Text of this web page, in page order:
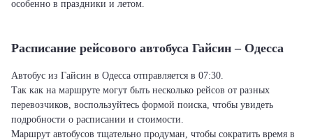
особенно в праздники и летом.
Расписание рейсового автобуса Гайсин – Одесса
Автобус из Гайсин в Одесса отправляется в 07:30.
Так как на маршруте могут быть несколько рейсов от разных
перевозчиков, воспользуйтесь формой поиска, чтобы увидеть
подробности о расписании и стоимости.
Маршрут автобусов тщательно продуман, чтобы сократить время в